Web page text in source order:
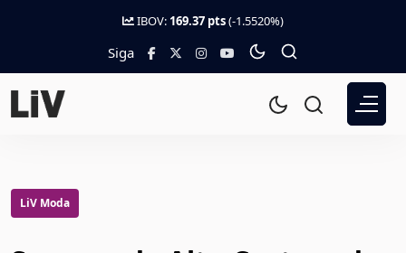
IBOV: 169.37 pts(-1.5520%)
Siga
LiV Moda